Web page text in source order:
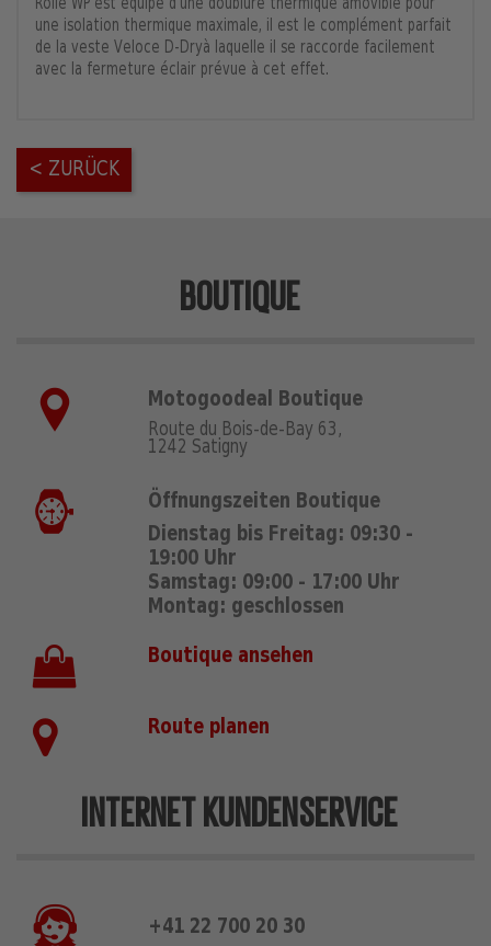
Rolle WP est équipé d'une doublure thermique amovible pour
une isolation thermique maximale, il est le complément parfait
de la veste Veloce D-Dryà laquelle il se raccorde facilement
avec la fermeture éclair prévue à cet effet.
< ZURÜCK
BOUTIQUE
Motogoodeal Boutique
Route du Bois-de-Bay 63,
1242 Satigny
Öffnungszeiten Boutique
Dienstag bis Freitag: 09:30 -
19:00 Uhr
Samstag: 09:00 - 17:00 Uhr
Montag: geschlossen
Boutique ansehen
Route planen
INTERNET KUNDENSERVICE
+41 22 700 20 30